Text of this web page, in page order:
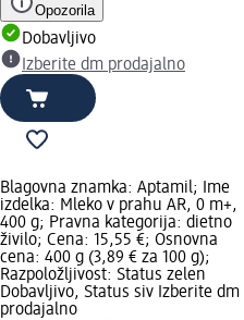
Opozorila
Dobavljivo
Izberite dm prodajalno
Blagovna znamka: Aptamil; Ime
izdelka: Mleko v prahu AR, 0 m+,
400 g; Pravna kategorija: dietno
živilo; Cena: 15,55 €; Osnovna
cena: 400 g (3,89 € za 100 g);
Razpoložljivost: Status zelen
Dobavljivo, Status siv Izberite dm
prodajalno